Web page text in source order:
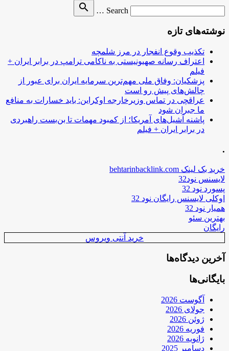
Search …
search
نوشته‌های تازه
تکذیب وقوع انفجار در مرز شلمچه
اعتراف رسانه صهیونیستی به ناکامی ترامپ در برابر ایران +
فیلم
پزشکیان: وفاق ملی مهم‌ترین سرمایه ایران برای عبور از
چالش‌های پیش رو است
عراقچی در تماس وزیرخارجه اوکراین: باید خسارات به منافع
ما جبران شود
پاشنه آشیل‌های آمریکا؛ از کمبود مهمات تا بن‌بست راهبردی
در برابر ایران + فیلم
.
خرید بک لینک behtarinbacklink.com
لایسنس نود32
پسورد نود 32
اوکلی لایسنس رایگان نود 32
همیار نود 32
بهترین سئو
رایگان
خرید آنتی ویروس
آخرین دیدگاه‌ها
بایگانی‌ها
آگوست 2026
جولای 2026
ژوئن 2026
فوریه 2026
ژانویه 2026
دسامبر 2025